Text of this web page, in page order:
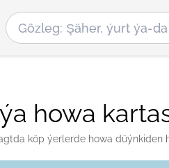
howa
köp ýerlerde howa düýnkiden